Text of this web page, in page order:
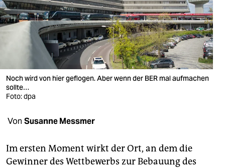
wahrheit
verlag
veranstaltungen
shop
fragen & hilfe
abo
Noch wird von hier geflogen. Aber wenn der BER mal aufmachen
sollte…
Foto: dpa
Von Susanne Messmer
Im ersten Moment wirkt der Ort, an dem die
Gewinner des Wettbewerbs zur Bebauung des